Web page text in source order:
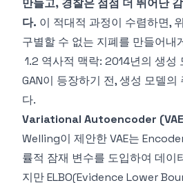
만들고, 경찰은 점점 더 뛰어난
다. 이 적대적 과정이 수렴하면,
구별할 수 없는 지폐를 만들어내
1.2 역사적 맥락: 2014년의 생성
GAN이 등장하기 전, 생성 모델
다.
Variational Autoencoder
Welling이 제안한 VAE는
률적 잠재 변수를 도입하여 데이
지만 ELBO(Evidence Lower